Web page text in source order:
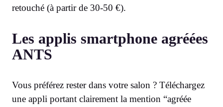
retouché (à partir de 30-50 €).
Les applis smartphone agréées
ANTS
Vous préférez rester dans votre salon ? Téléchargez
une appli portant clairement la mention “agréée